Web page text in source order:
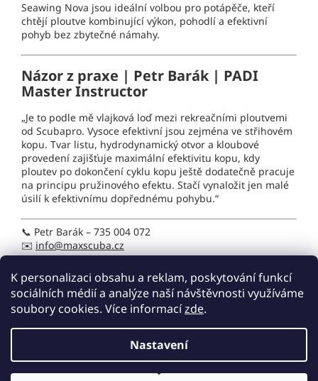
K personalizaci obsahu a reklam, poskytování funkcí
sociálních médií a analýze naší návštěvnosti využíváme
soubory cookies. Více informacízde.
Nastavení
Seawing Nova jsou ideální volbou pro potápěče, kteří
chtějí ploutve kombinující výkon, pohodlí a efektivní
pohyb bez zbytečné námahy.
Názor z praxe | Petr Barák | PADI
Master Instructor
„Je to podle mě vlajková loď mezi rekreačními ploutvemi
od Scubapro. Vysoce efektivní jsou zejména ve střihovém
kopu. Tvar listu, hydrodynamický otvor a kloubové
provedení zajišťuje maximální efektivitu kopu, kdy
ploutev po dokončení cyklu kopu ještě dodatečně pracuje
na principu pružinového efektu. Stačí vynaložit jen malé
úsilí k efektivnímu dopřednému pohybu.“
📞 Petr Barák – 735 004 072
✉️ info@maxscuba.cz
Doplňkové parametry
Kategorie :
Ploutve
Záruka
2 roky
EAN: Zvolte variantu